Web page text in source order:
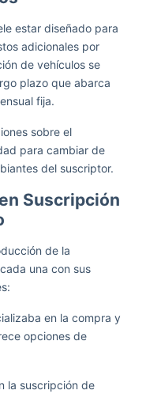
estar diseñado para
adicionales por
de vehículos se
plazo que abarca
fija.
sobre el
para cambiar de
del suscriptor.
Suscripción
de la
una con sus
en la compra y
opciones de
la suscripción de